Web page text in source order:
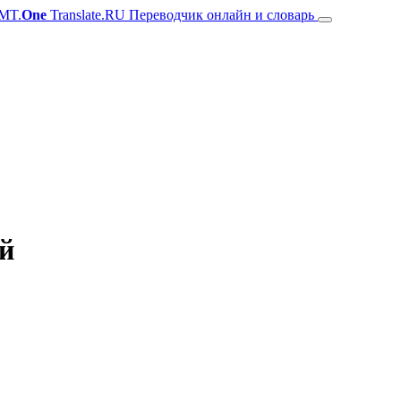
One Translate.RU Переводчик онлайн и словарь